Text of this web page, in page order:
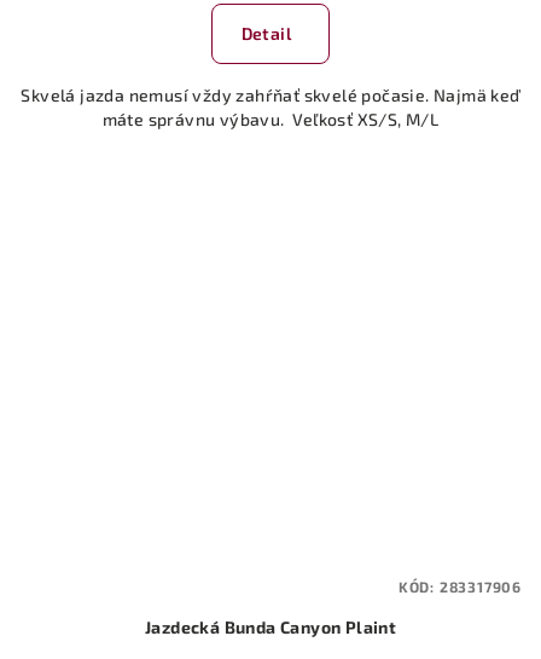
Detail
Skvelá jazda nemusí vždy zahŕňať skvelé počasie. Najmä keď
máte správnu výbavu. Veľkosť XS/S, M/L
Jazdecká Bunda Canyon Plaint
KÓD: 283317906